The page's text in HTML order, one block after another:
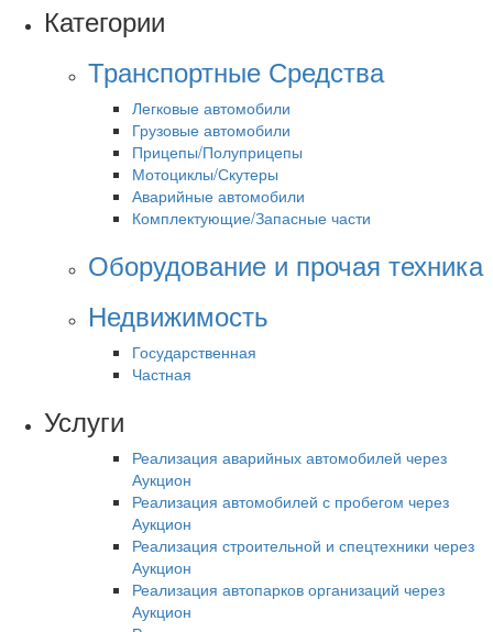
Категории
Транспортные Средства
Легковые автомобили
Грузовые автомобили
Прицепы/Полуприцепы
Мотоциклы/Скутеры
Аварийные автомобили
Комплектующие/Запасные части
Оборудование и прочая техника
Недвижимость
Государственная
Частная
Услуги
Реализация аварийных автомобилей через
Аукцион
Реализация автомобилей с пробегом через
Аукцион
Реализация строительной и спецтехники через
Аукцион
Реализация автопарков организаций через
Аукцион